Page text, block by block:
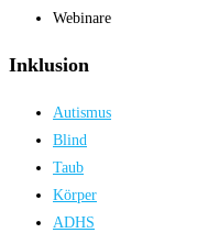
Webinare
Inklusion
Autismus
Blind
Taub
Körper
ADHS